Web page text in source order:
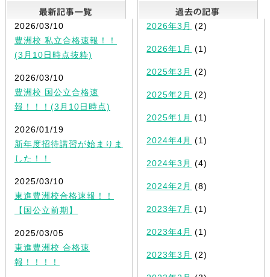
最新記事一覧
2026/03/10
豊洲校 私立合格速報！！
(3月10日時点抜粋)
2026/03/10
豊洲校 国公立合格速
報！！！(3月10日時点)
2026/01/19
新年度招待講習が始まりま
した！！
2025/03/10
東進豊洲校合格速報！！
【国公立前期】
2025/03/05
東進豊洲校 合格速
報！！！！
2026年3月 (2)
2026年1月 (1)
2025年3月 (2)
2025年2月 (2)
2025年1月 (1)
2024年4月 (1)
2024年3月 (4)
2024年2月 (8)
2023年7月 (1)
2023年4月 (1)
2023年3月 (2)